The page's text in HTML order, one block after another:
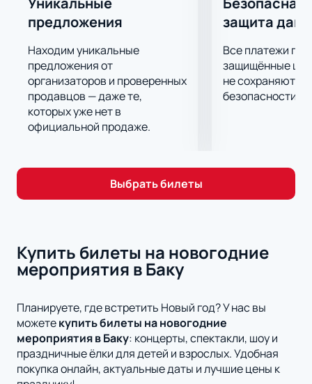
предложения
Находим уникальные
предложения от
организаторов и проверенных
продавцов — даже те,
которых уже нет в
официальной продаже.
защита
Все платежи
защищённые
не сохраняются
безопасности.
Выбрать билеты
Купить билеты на новогодние
мероприятия в Баку
Планируете, где встретить Новый год? У нас вы
можетекупить билеты на новогодние
мероприятия в Баку: концерты, спектакли, шоу и
праздничные ёлки для детей и взрослых. Удобная
покупка онлайн, актуальные даты и лучшие цены к